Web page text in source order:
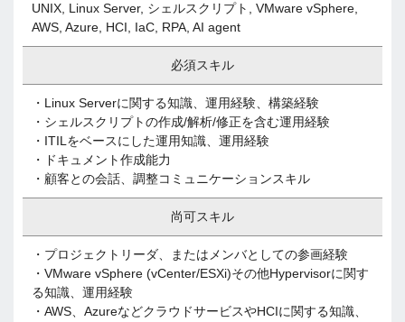
UNIX, Linux Server, シェルスクリプト, VMware vSphere,
AWS, Azure, HCI, IaC, RPA, AI agent
必須スキル
・Linux Serverに関する知識、運用経験、構築経験
・シェルスクリプトの作成/解析/修正を含む運用経験
・ITILをベースにした運用知識、運用経験
・ドキュメント作成能力
・顧客との会話、調整コミュニケーションスキル
尚可スキル
・プロジェクトリーダ、またはメンバとしての参画経験
・VMware vSphere (vCenter/ESXi)その他Hypervisorに関す
る知識、運用経験
・AWS、AzureなどクラウドサービスやHCIに関する知識、